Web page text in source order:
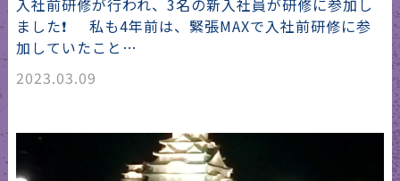
入社前研修が行われ、3名の新入社員が研修に参加し
ました❗️ 私も4年前は、緊張MAXで入社前研修に参
加していたこと…
2023.03.09